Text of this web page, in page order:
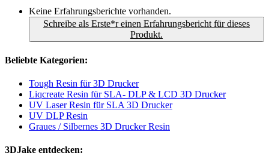
Keine Erfahrungsberichte vorhanden.
Schreibe als Erste*r einen Erfahrungsbericht für dieses
Produkt.
Beliebte Kategorien:
Tough Resin für 3D Drucker
Liqcreate Resin für SLA- DLP & LCD 3D Drucker
UV Laser Resin für SLA 3D Drucker
UV DLP Resin
Graues / Silbernes 3D Drucker Resin
3DJake entdecken: